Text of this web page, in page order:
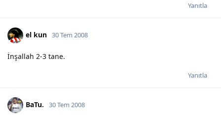
Yanıtla
el kun 30 Tem 2008
İnşallah 2-3 tane.
Yanıtla
BaTu. 30 Tem 2008